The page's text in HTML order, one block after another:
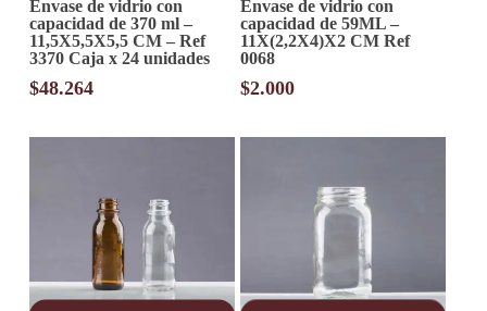
Envase de vidrio con
capacidad de 370 ml –
11,5X5,5X5,5 CM – Ref
3370 Caja x 24 unidades
$48.264
Envase de vidrio con
capacidad de 59ML –
11X(2,2X4)X2 CM Ref
0068
$2.000